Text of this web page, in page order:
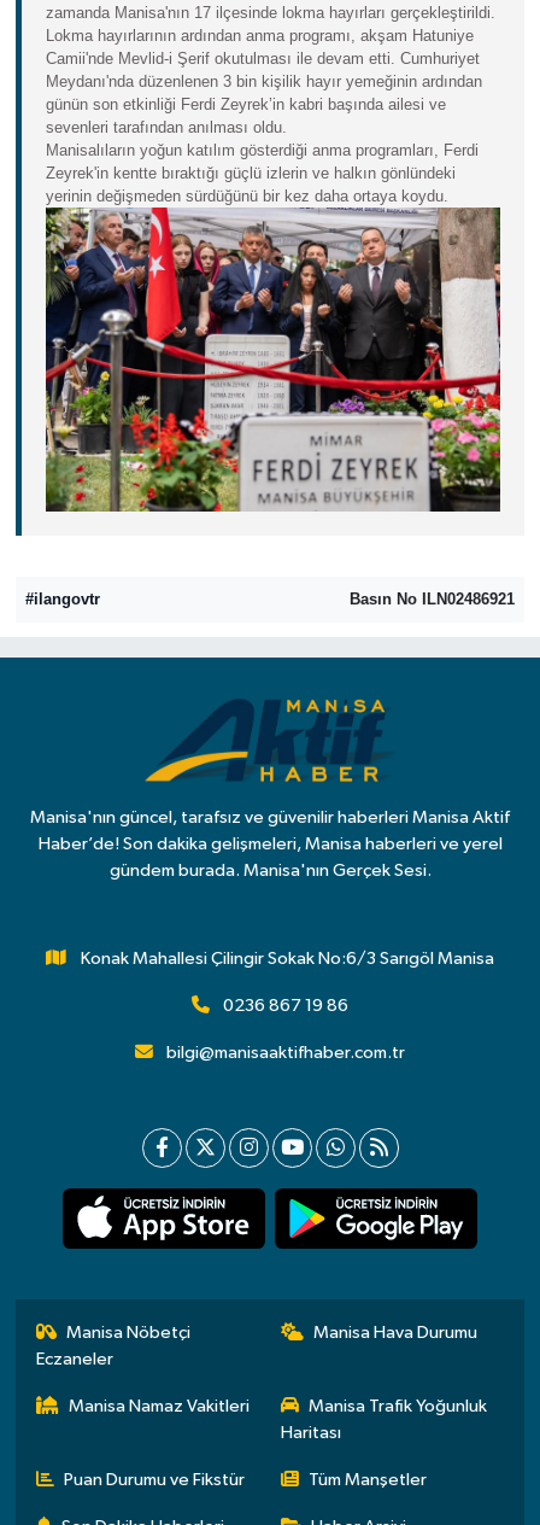
zamanda Manisa'nın 17 ilçesinde lokma hayırları gerçekleştirildi.
Lokma hayırlarının ardından anma programı, akşam Hatuniye
Camii'nde Mevlid-i Şerif okutulması ile devam etti. Cumhuriyet
Meydanı'nda düzenlenen 3 bin kişilik hayır yemeğinin ardından
günün son etkinliği Ferdi Zeyrek’in kabri başında ailesi ve
sevenleri tarafından anılması oldu.
Manisalıların yoğun katılım gösterdiği anma programları, Ferdi
Zeyrek'in kentte bıraktığı güçlü izlerin ve halkın gönlündeki
yerinin değişmeden sürdüğünü bir kez daha ortaya koydu.
#ilangovtr Basın No ILN02486921
Manisa'nın güncel, tarafsız ve güvenilir haberleri Manisa Aktif
Haber’de! Son dakika gelişmeleri, Manisa haberleri ve yerel
gündem burada. Manisa'nın Gerçek Sesi.
Konak Mahallesi Çilingir Sokak No:6/3 Sarıgöl Manisa
0236 867 19 86
bilgi@manisaaktifhaber.com.tr
Manisa Nöbetçi
Eczaneler
Manisa Hava Durumu
Manisa Namaz Vakitleri
Manisa Trafik Yoğunluk
Haritası
Puan Durumu ve Fikstür Tüm Manşetler